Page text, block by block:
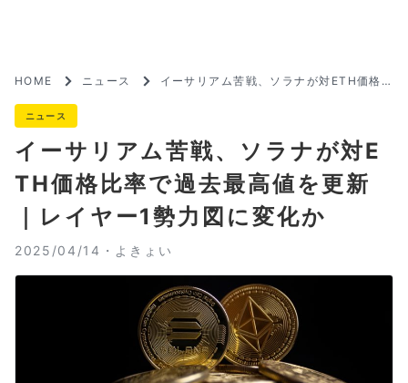
HOME ニュース
イーサリアム苦戦、ソラナが対ETH価格
ニュース
イーサリアム苦戦、ソラナが対E
TH価格比率で過去最高値を更新
｜レイヤー1勢力図に変化か
2025/04/14・ よきょい